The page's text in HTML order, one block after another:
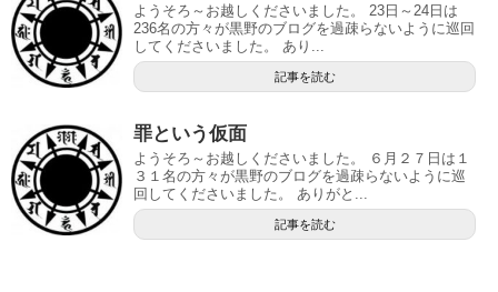
ようそろ～お越しくださいました。 23日～24日は
236名の方々が黒野のブログを過疎らないように巡回
してくださいました。 あり...
記事を読む
罪という仮面
ようそろ～お越しくださいました。 ６月２７日は１
３１名の方々が黒野のブログを過疎らないように巡
回してくださいました。 ありがと...
記事を読む